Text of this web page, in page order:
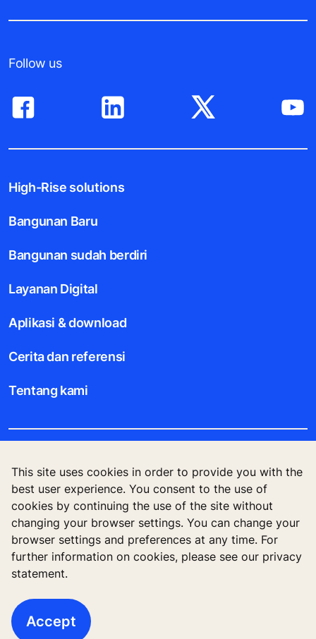
This site uses cookies in order to provide you with the
best user experience. You consent to the use of
cookies by continuing the use of the site without
changing your browser settings. You can change your
browser settings and preferences at any time. For
further information on cookies, please see our privacy
statement.
Accept
Follow us
High-Rise solutions
Bangunan Baru
Bangunan sudah berdiri
Layanan Digital
Aplikasi & download
Cerita dan referensi
Tentang kami
Legal notice
Data File Description
Privacy Statement
KONE Corporation Finland, KONE Oyj, Keilasatama
3, P.O. Box 7, Espoo, 02150, Finland